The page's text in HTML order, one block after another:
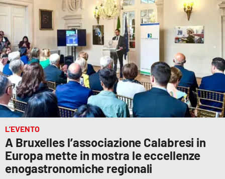
L’EVENTO
A Bruxelles l’associazione Calabresi in
Europa mette in mostra le eccellenze
enogastronomiche regionali